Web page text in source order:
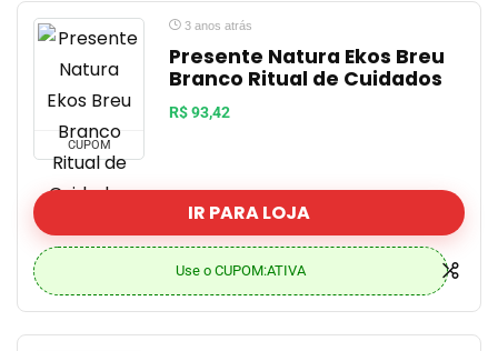
CUPOM
3 anos atrás
Presente Natura Ekos Breu
Branco Ritual de Cuidados
R$ 93,42
IR PARA LOJA
Use o CUPOM:ATIVA